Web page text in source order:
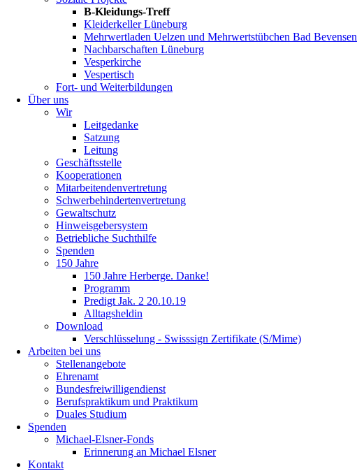
B-Kleidungs-Treff
Kleiderkeller Lüneburg
Mehrwertladen Uelzen und Mehrwertstübchen Bad Bevensen
Nachbarschaften Lüneburg
Vesperkirche
Vespertisch
Fort- und Weiterbildungen
Über uns
Wir
Leitgedanke
Satzung
Leitung
Geschäftsstelle
Kooperationen
Mitarbeitendenvertretung
Schwerbehindertenvertretung
Gewaltschutz
Hinweisgebersystem
Betriebliche Suchthilfe
Spenden
150 Jahre
150 Jahre Herberge. Danke!
Programm
Predigt Jak. 2 20.10.19
Alltagsheldin
Download
Verschlüsselung - Swisssign Zertifikate (S/Mime)
Arbeiten bei uns
Stellenangebote
Ehrenamt
Bundesfreiwilligendienst
Berufspraktikum und Praktikum
Duales Studium
Spenden
Michael-Elsner-Fonds
Erinnerung an Michael Elsner
Kontakt